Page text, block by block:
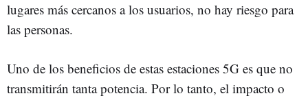
lugares más cercanos a los usuarios, no hay riesgo para
las personas.
Uno de los beneficios de estas estaciones 5G es que no
transmitirán tanta potencia. Por lo tanto, el impacto o